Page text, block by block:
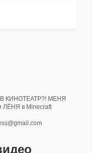
КИНОТЕАТР?! МЕНЯ
в Minecraft